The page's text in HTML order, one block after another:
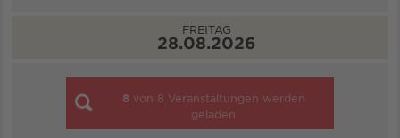
FREITAG
28.08.2026
8 von 8 Veranstaltungen werden
geladen